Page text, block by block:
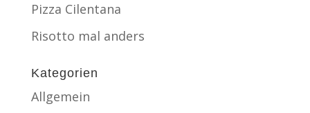
Pizza Cilentana
Risotto mal anders
Kategorien
Allgemein